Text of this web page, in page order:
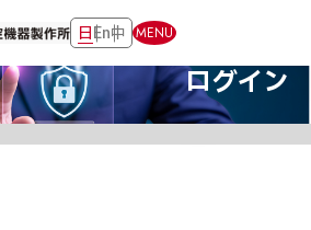
日En中 MENU
ログイン